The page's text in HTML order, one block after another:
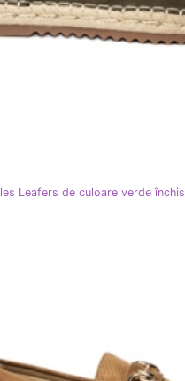
Leafers de culoare verde închis